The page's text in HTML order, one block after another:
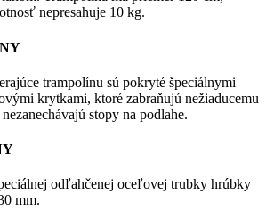
nepresahuje 10 kg.
trampolínu sú pokryté špeciálnymi
krytkami, ktoré zabraňujú nežiaducemu
stopy na podlahe.
odľahčenej oceľovej trubky hrúbky
mm.